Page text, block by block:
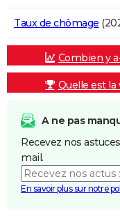
Taux de chômage
Combien y
Quelle est la
A ne pas
Recevez nos
mail.
En savoir plus sur notre